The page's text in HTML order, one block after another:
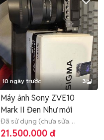
10 ngày trước 3
Máy ảnh Sony ZVE10
Mark II Đen Như mới
Đã sử dụng (chưa sửa
chữa) >12 tháng
21.500.000 đ